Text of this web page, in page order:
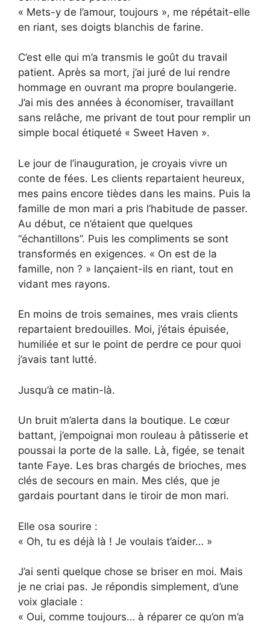
« Mets-y de l’amour, toujours », me répétait-elle
en riant, ses doigts blanchis de farine.
C’est elle qui m’a transmis le goût du travail
patient. Après sa mort, j’ai juré de lui rendre
hommage en ouvrant ma propre boulangerie.
J’ai mis des années à économiser, travaillant
sans relâche, me privant de tout pour remplir un
simple bocal étiqueté « Sweet Haven ».
Le jour de l’inauguration, je croyais vivre un
conte de fées. Les clients repartaient heureux,
mes pains encore tièdes dans les mains. Puis la
famille de mon mari a pris l’habitude de passer.
Au début, ce n’étaient que quelques
“échantillons”. Puis les compliments se sont
transformés en exigences. « On est de la
famille, non ? » lançaient-ils en riant, tout en
vidant mes rayons.
En moins de trois semaines, mes vrais clients
repartaient bredouilles. Moi, j’étais épuisée,
humiliée et sur le point de perdre ce pour quoi
j’avais tant lutté.
Jusqu’à ce matin-là.
Un bruit m’alerta dans la boutique. Le cœur
battant, j’empoignai mon rouleau à pâtisserie et
poussai la porte de la salle. Là, figée, se tenait
tante Faye. Les bras chargés de brioches, mes
clés de secours en main. Mes clés, que je
gardais pourtant dans le tiroir de mon mari.
Elle osa sourire :
« Oh, tu es déjà là ! Je voulais t’aider… »
J’ai senti quelque chose se briser en moi. Mais
je ne criai pas. Je répondis simplement, d’une
voix glaciale :
« Oui, comme toujours… à réparer ce qu’on m’a